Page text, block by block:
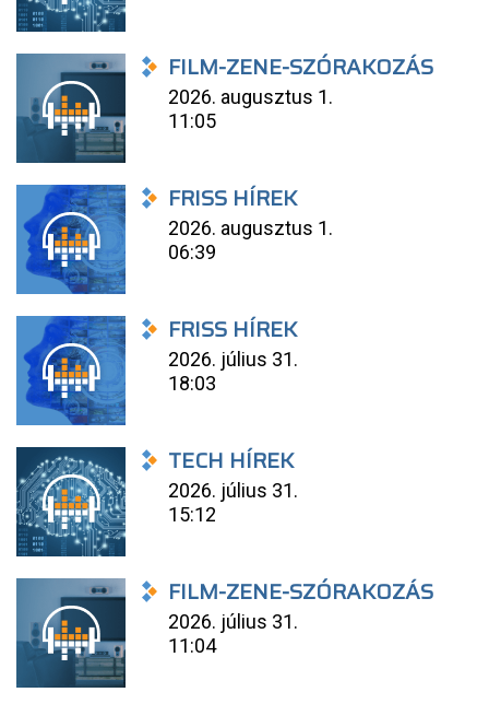
FILM-ZENE-SZÓRAKOZÁS
2026. augusztus 1.
11:05
FRISS HÍREK
2026. augusztus 1.
06:39
FRISS HÍREK
2026. július 31.
18:03
TECH HÍREK
2026. július 31.
15:12
FILM-ZENE-SZÓRAKOZÁS
2026. július 31.
11:04